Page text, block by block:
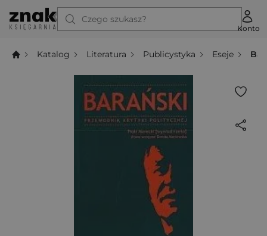
Czego szukasz?
Konto
Katalog Literatura Publicystyka Eseje